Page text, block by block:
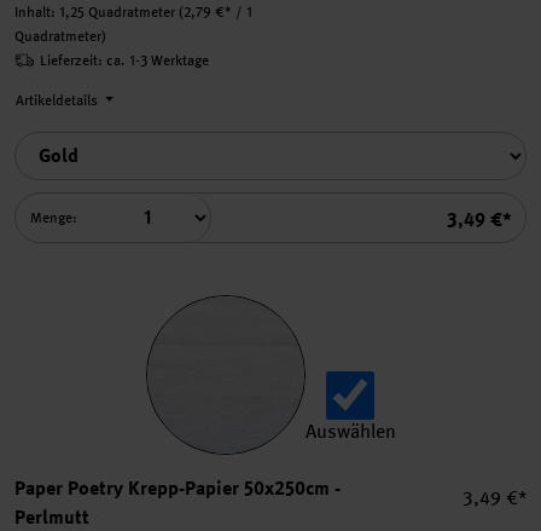
Inhalt: 1,25 Quadratmeter (2,79 €* / 1
Quadratmeter)
Summe
3,49 €*
Lieferzeit: ca. 1-3 Werktage
Artikeldetails
Menge:
Auswählen
Paper Poetry Krepp-Papier 50x250cm -
Perlmutt
3,49 €*